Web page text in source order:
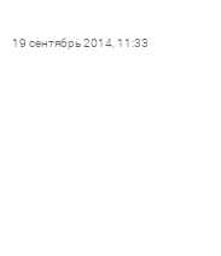
19 сентябрь 2014, 11:33